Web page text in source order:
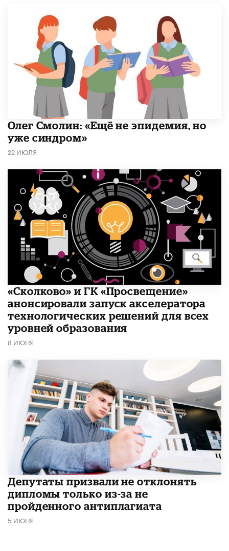
​Олег Смолин: «Ещё не эпидемия, но
уже синдром»
22 ИЮЛЯ
«Сколково» и ГК «Просвещение»
анонсировали запуск акселератора
технологических решений для всех
уровней образования
8 ИЮНЯ
Депутаты призвали не отклонять
дипломы только из-за не
пройденного антиплагиата
5 ИЮНЯ